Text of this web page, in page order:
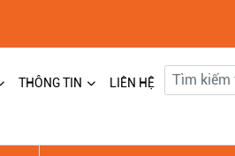
THÔNG TIN LIÊN HỆ